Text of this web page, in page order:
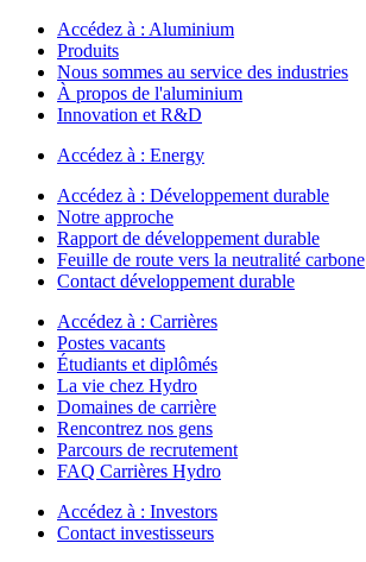
Accédez à : Aluminium
Produits
Nous sommes au service des industries
À propos de l'aluminium
Innovation et R&D
Accédez à : Energy
Accédez à : Développement durable
Notre approche
Rapport de développement durable
Feuille de route vers la neutralité carbone
Contact développement durable
Accédez à : Carrières
Postes vacants
Étudiants et diplômés
La vie chez Hydro
Domaines de carrière
Rencontrez nos gens
Parcours de recrutement
FAQ Carrières Hydro
Accédez à : Investors
Contact investisseurs